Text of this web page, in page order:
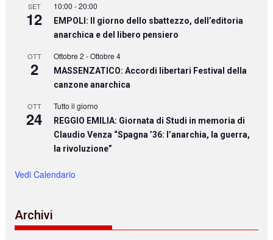
SET
12
10:00 -20:00
EMPOLI: Il giorno dello sbattezzo, dell’editoria
anarchica e del libero pensiero
OTT
2
Ottobre 2 -Ottobre 4
MASSENZATICO: Accordi libertari Festival della
canzone anarchica
OTT
24
Tutto il giorno
REGGIO EMILIA: Giornata di Studi in memoria di
Claudio Venza “Spagna ’36: l’anarchia, la guerra,
la rivoluzione”
Vedi Calendario
Archivi